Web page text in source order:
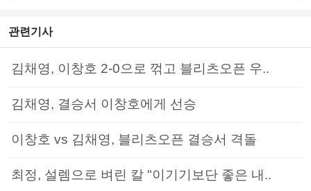
관련기사
김채영, 이창호 2-0으로 꺾고 블리츠오픈 우..
김채영, 결승서 이창호에게 선승
이창호 vs 김채영, 블리츠오픈 결승서 격돌
최정, 설렘으로 벼린 칼 "이기기보단 좋은 내..